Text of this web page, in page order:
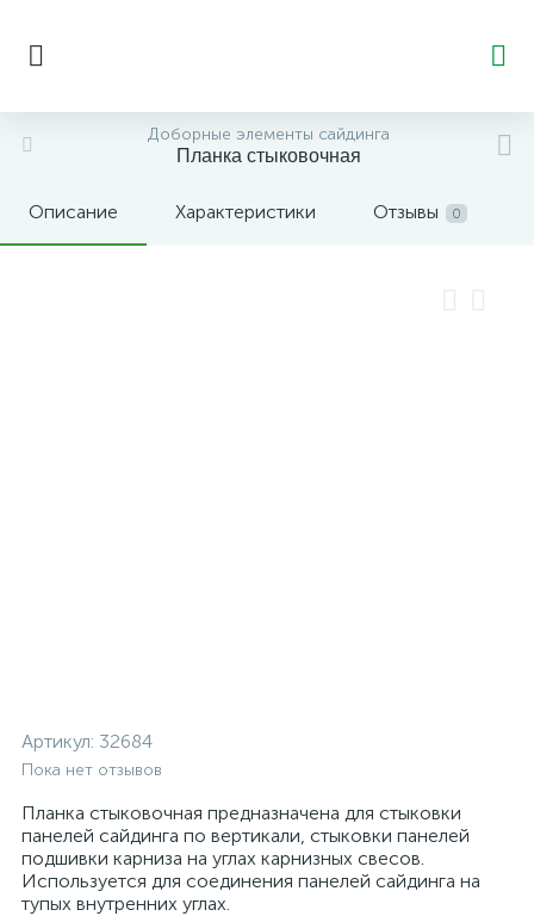
Доборные элементы сайдинга
Планка стыковочная
Описание Характеристики Отзывы 0
Артикул: 32684
Пока нет отзывов
Планка стыковочная предназначена для стыковки
панелей сайдинга по вертикали, стыковки панелей
подшивки карниза на углах карнизных свесов.
Используется для соединения панелей сайдинга на
тупых внутренних углах.